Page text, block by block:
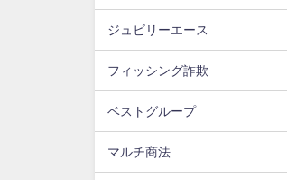
ジュビリーエース
フィッシング詐欺
ベストグループ
マルチ商法